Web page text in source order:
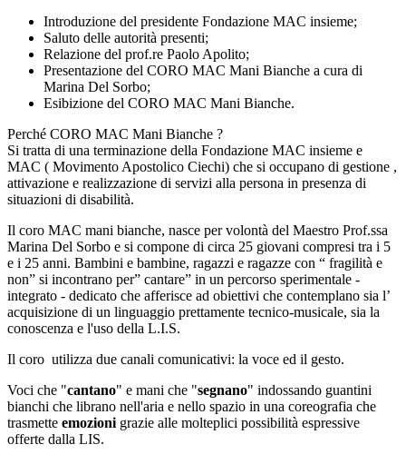
Introduzione del presidente Fondazione MAC insieme;
Saluto delle autorità presenti;
Relazione del prof.re Paolo Apolito;
Presentazione del CORO MAC Mani Bianche a cura di
Marina Del Sorbo;
Esibizione del CORO MAC Mani Bianche.
Perché CORO MAC Mani Bianche ?
Si tratta di una terminazione della Fondazione MAC insieme e
MAC ( Movimento Apostolico Ciechi) che si occupano di gestione ,
attivazione e realizzazione di servizi alla persona in presenza di
situazioni di disabilità.
Il coro MAC mani bianche, nasce per volontà del Maestro Prof.ssa
Marina Del Sorbo e si compone di circa 25 giovani compresi tra i 5
e i 25 anni. Bambini e bambine, ragazzi e ragazze con “ fragilità e
non” si incontrano per” cantare” in un percorso sperimentale -
integrato - dedicato che afferisce ad obiettivi che contemplano sia l’
acquisizione di un linguaggio prettamente tecnico-musicale, sia la
conoscenza e l'uso della L.I.S.
Il coro utilizza due canali comunicativi: la voce ed il gesto.
Voci che "cantano" e mani che "segnano" indossando guantini
bianchi che librano nell'aria e nello spazio in una coreografia che
trasmette emozioni grazie alle molteplici possibilità espressive
offerte dalla LIS.